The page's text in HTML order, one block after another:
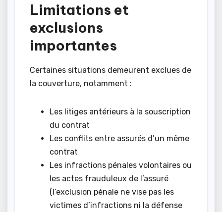
Limitations et
exclusions
importantes
Certaines situations demeurent exclues de
la couverture, notamment :
Les litiges antérieurs à la souscription
du contrat
Les conflits entre assurés d’un même
contrat
Les infractions pénales volontaires ou
les actes frauduleux de l’assuré
(l’exclusion pénale ne vise pas les
victimes d’infractions ni la défense